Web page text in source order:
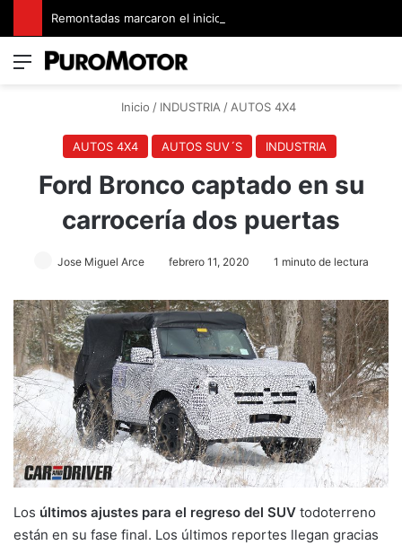
Menú
Inicio / INDUSTRIA/AUTOS 4X4
AUTOS 4X4 AUTOS SUV´S INDUSTRIA
Ford Bronco captado en su
carrocería dos puertas
Jose Miguel Arce febrero 11, 2020 1 minuto de lectura
Los últimos ajustes para el regreso del SUV todoterreno
están en su fase final. Los últimos reportes llegan gracias